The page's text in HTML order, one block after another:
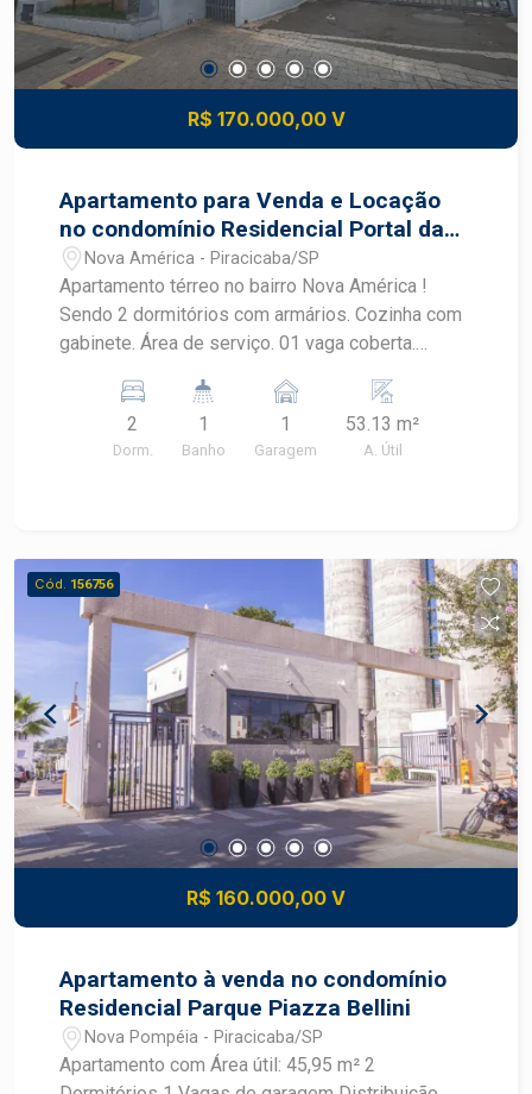
R$ 170.000,00 V
Apartamento para Venda e Locação
no condomínio Residencial Portal da
Baronesa
Nova América - Piracicaba/SP
Apartamento térreo no bairro Nova América !
Sendo 2 dormitórios com armários. Cozinha com
gabinete. Área de serviço. 01 vaga coberta.
piscina.
2
Dorm.
1
Banho
1
Garagem
53.13 m²
A. Útil
Cód. 156756
R$ 160.000,00 V
Apartamento à venda no condomínio
Residencial Parque Piazza Bellini
Nova Pompéia - Piracicaba/SP
Apartamento com Área útil: 45,95 m² 2